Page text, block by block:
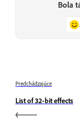
Bola
Predchádzajúce
List of 32-bit effects